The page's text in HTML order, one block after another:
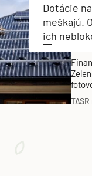
Dotácie
meškajú.
ich
v
TASR